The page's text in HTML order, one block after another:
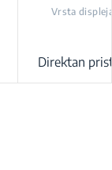
Vrsta
Direktan